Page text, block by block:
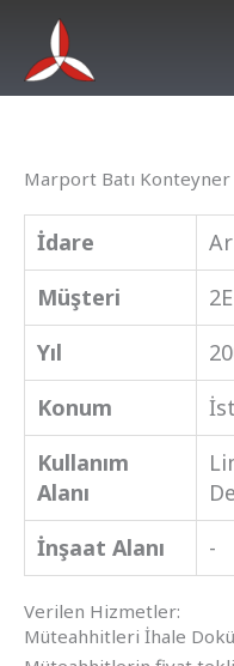
Marport Batı Konteyner
İdare
Müşteri
Yıl
Konum
Kullanım
Alanı
İnşaat Alanı
-
Verilen Hizmetler:
Müteahhitleri İhale